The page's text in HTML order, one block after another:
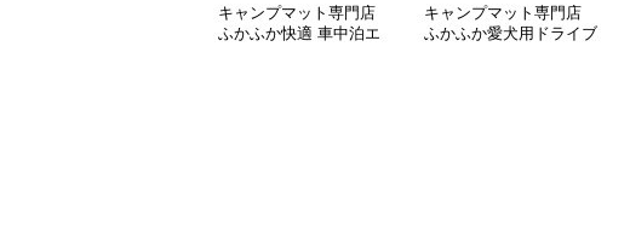
キャンプマット専門店
ふかふか快適 車中泊エ
キャンプマット専門店
ふかふか愛犬用ドライブ